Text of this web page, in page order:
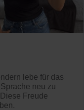
lebe für das
neu zu
Freude